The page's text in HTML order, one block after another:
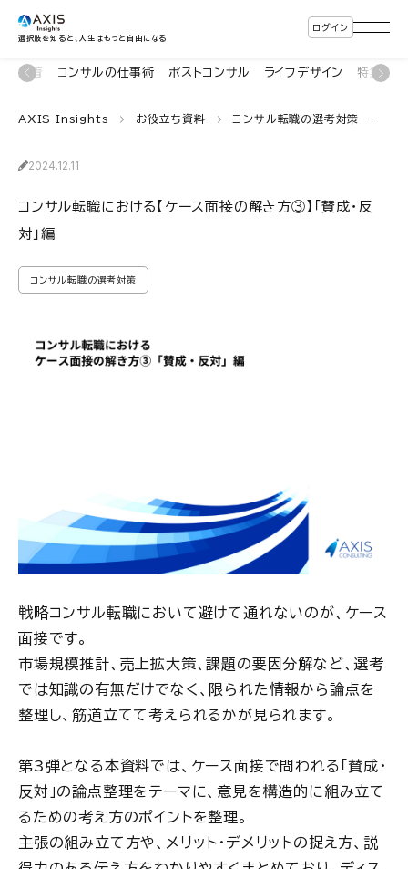
選択肢を知ると、人生はもっと自由になる
ログイン
新着 コンサルの仕事術 ポストコンサル ライフデザイン 特集・連
AXIS Insights お役立ち資料 コンサル転職の選考対策
2024.12.11
コンサル転職における【ケース面接の解き方③】「賛成・反
対」編
コンサル転職の選考対策
戦略コンサル転職において避けて通れないのが、ケース
面接です。
市場規模推計、売上拡大策、課題の要因分解など、選考
では知識の有無だけでなく、限られた情報から論点を
整理し、筋道立てて考えられるかが見られます。
第3弾となる本資料では、ケース面接で問われる「賛成・
反対」の論点整理をテーマに、意見を構造的に組み立て
るための考え方のポイントを整理。
主張の組み立て方や、メリット・デメリットの捉え方、説